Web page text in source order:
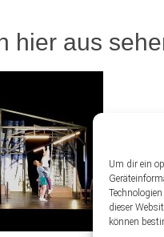
Um dir ein
dieser
können
hier aus